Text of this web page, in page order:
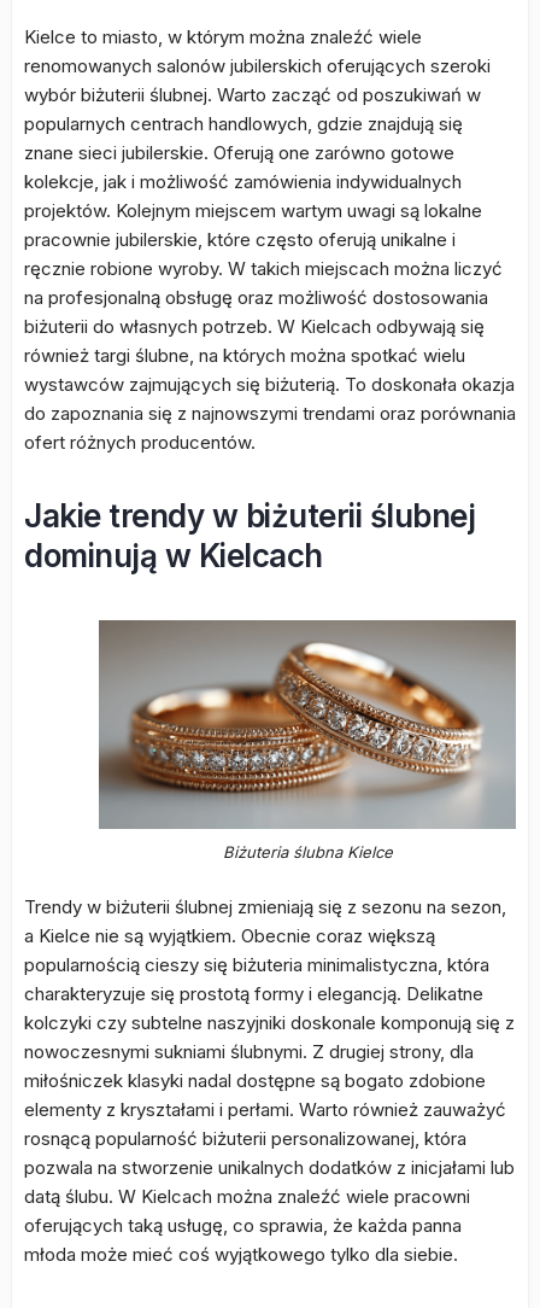
Kielce to miasto, w którym można znaleźć wiele
renomowanych salonów jubilerskich oferujących szeroki
wybór biżuterii ślubnej. Warto zacząć od poszukiwań w
popularnych centrach handlowych, gdzie znajdują się
znane sieci jubilerskie. Oferują one zarówno gotowe
kolekcje, jak i możliwość zamówienia indywidualnych
projektów. Kolejnym miejscem wartym uwagi są lokalne
pracownie jubilerskie, które często oferują unikalne i
ręcznie robione wyroby. W takich miejscach można liczyć
na profesjonalną obsługę oraz możliwość dostosowania
biżuterii do własnych potrzeb. W Kielcach odbywają się
również targi ślubne, na których można spotkać wielu
wystawców zajmujących się biżuterią. To doskonała okazja
do zapoznania się z najnowszymi trendami oraz porównania
ofert różnych producentów.
Jakie trendy w biżuterii ślubnej
dominują w Kielcach
Biżuteria ślubna Kielce
Trendy w biżuterii ślubnej zmieniają się z sezonu na sezon,
a Kielce nie są wyjątkiem. Obecnie coraz większą
popularnością cieszy się biżuteria minimalistyczna, która
charakteryzuje się prostotą formy i elegancją. Delikatne
kolczyki czy subtelne naszyjniki doskonale komponują się z
nowoczesnymi sukniami ślubnymi. Z drugiej strony, dla
miłośniczek klasyki nadal dostępne są bogato zdobione
elementy z kryształami i perłami. Warto również zauważyć
rosnącą popularność biżuterii personalizowanej, która
pozwala na stworzenie unikalnych dodatków z inicjałami lub
datą ślubu. W Kielcach można znaleźć wiele pracowni
oferujących taką usługę, co sprawia, że każda panna
młoda może mieć coś wyjątkowego tylko dla siebie.